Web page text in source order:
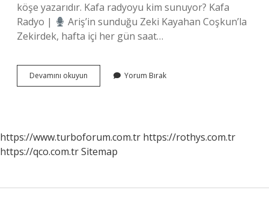
köşe yazarıdır. Kafa radyoyu kim sunuyor? Kafa
Radyo |
Ariş’in sunduğu Zeki Kayahan Coşkun’la
Zekirdek, hafta içi her gün saat…
Devamını okuyun
Radyo
Yorum Bırak
https://www.turboforum.com.tr https://rothys.com.tr
https://qco.com.trSitemap